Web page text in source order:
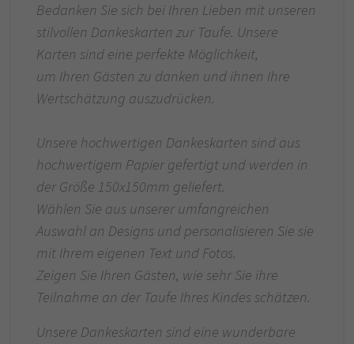
Bedanken Sie sich bei Ihren Lieben mit unseren
stilvollen Dankeskarten zur Taufe. Unsere
Karten sind eine perfekte Möglichkeit,
um Ihren Gästen zu danken und ihnen Ihre
Wertschätzung auszudrücken.
Unsere hochwertigen Dankeskarten sind aus
hochwertigem Papier gefertigt und werden in
der Größe 150x150mm geliefert.
Wählen Sie aus unserer umfangreichen
Auswahl an Designs und personalisieren Sie sie
mit Ihrem eigenen Text und Fotos.
Zeigen Sie Ihren Gästen, wie sehr Sie ihre
Teilnahme an der Taufe Ihres Kindes schätzen.
Unsere Dankeskarten sind eine wunderbare